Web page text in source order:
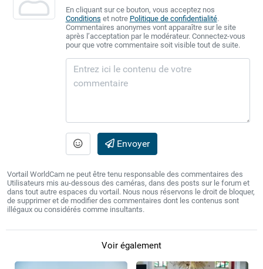
En cliquant sur ce bouton, vous acceptez nos
Conditions et notre Politique de confidentialité.
Commentaires anonymes vont apparaître sur le site
après l’acceptation par le modérateur. Connectez-vous
pour que votre commentaire soit visible tout de suite.
Envoyer
Vortail WorldCam ne peut être tenu responsable des commentaires des
Utilisateurs mis au-dessous des caméras, dans des posts sur le forum et
dans tout autre espaces du vortail. Nous nous réservons le droit de bloquer,
de supprimer et de modifier des commentaires dont les contenus sont
illégaux ou considérés comme insultants.
Voir également